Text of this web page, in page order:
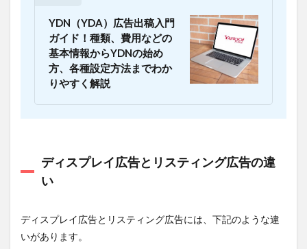
トを3
つの
ポイ
ント
でお
さら
１：幅
広い層
メリ
YDN（YDA）広告出稿入門
ガイド！種類、費用などの
基本情報からYDNの始め
方、各種設定方法までわか
りやすく解説
ディスプレイ広告とリスティング広告の違
い
ディスプレイ広告とリスティング広告には、下記のような違
いがあります。